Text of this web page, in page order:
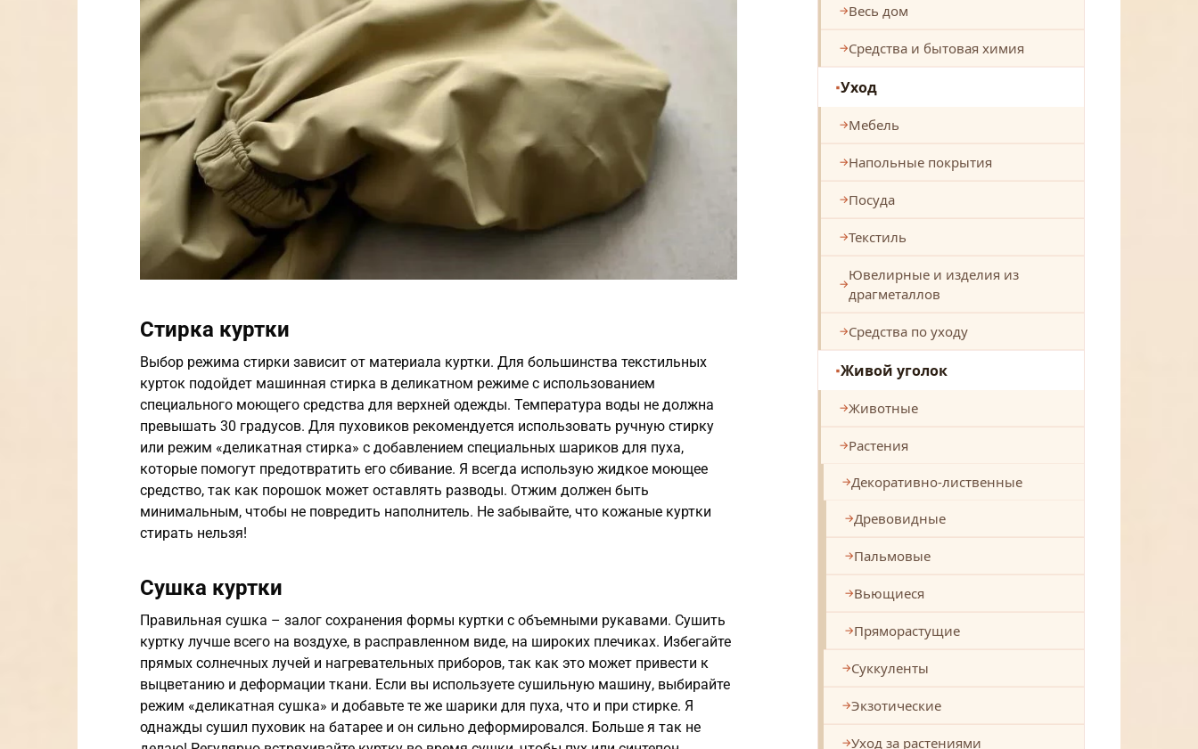
Стирка куртки
Выбор режима стирки зависит от материала куртки. Для большинства текстильных
курток подойдет машинная стирка в деликатном режиме с использованием
специального моющего средства для верхней одежды. Температура воды не должна
превышать 30 градусов. Для пуховиков рекомендуется использовать ручную стирку
или режим «деликатная стирка» с добавлением специальных шариков для пуха,
которые помогут предотвратить его сбивание. Я всегда использую жидкое моющее
средство, так как порошок может оставлять разводы. Отжим должен быть
минимальным, чтобы не повредить наполнитель. Не забывайте, что кожаные куртки
стирать нельзя!
Сушка куртки
Правильная сушка – залог сохранения формы куртки с объемными рукавами. Сушить
куртку лучше всего на воздухе, в расправленном виде, на широких плечиках. Избегайте
прямых солнечных лучей и нагревательных приборов, так как это может привести к
выцветанию и деформации ткани. Если вы используете сушильную машину, выбирайте
режим «деликатная сушка» и добавьте те же шарики для пуха, что и при стирке. Я
однажды сушил пуховик на батарее и он сильно деформировался. Больше я так не
Весь дом
Средства и бытовая химия
Уход
Мебель
Напольные покрытия
Посуда
Текстиль
Ювелирные и изделия из
драгметаллов
Средства по уходу
Живой уголок
Животные
Растения
Декоративно-лиственные
Древовидные
Пальмовые
Вьющиеся
Пряморастущие
Суккуленты
Экзотические
Уход за растениями